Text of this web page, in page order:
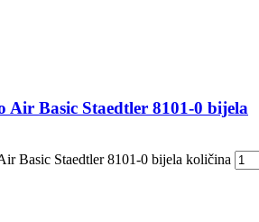
Air Basic Staedtler 8101-0 bijela
Basic Staedtler 8101-0 bijela količina